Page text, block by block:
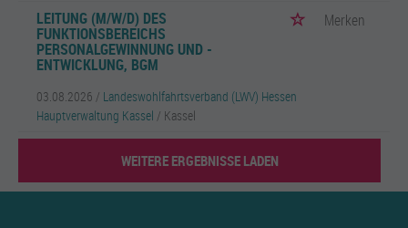
LEITUNG (M/W/D) DES
FUNKTIONSBEREICHS
PERSONALGEWINNUNG UND -
ENTWICKLUNG, BGM
Merken
03.08.2026 / Landeswohlfahrtsverband (LWV) Hessen
Hauptverwaltung Kassel / Kassel
WEITERE ERGEBNISSE LADEN